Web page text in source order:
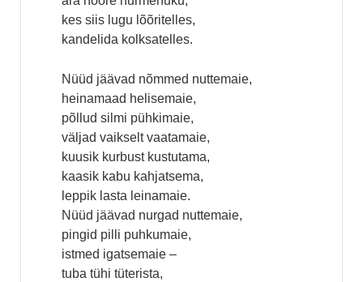
kes siis lugu lõõritelles,
kandelida kolksatelles.
Nüüd jäävad nõmmed nuttemaie,
heinamaad helisemaie,
põllud silmi pühkimaie,
väljad vaikselt vaatamaie,
kuusik kurbust kustutama,
kaasik kabu kahjatsema,
leppik lasta leinamaie.
Nüüd jäävad nurgad nuttemaie,
pingid pilli puhkumaie,
istmed igatsemaie –
tuba tühi tüterista,